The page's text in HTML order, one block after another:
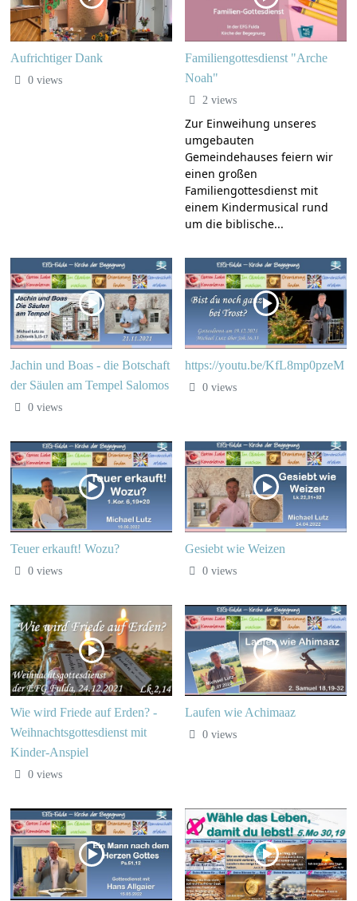
Aufrichtiger Dank
0 views
Familiengottesdienst "Arche
Noah"
2 views
Zur Einweihung unseres
umgebauten
Gemeindehauses feiern wir
einen großen
Familiengottesdienst mit
einem Kindermusical rund
um die biblische...
Jachin und Boas - die Botschaft
der Säulen am Tempel Salomos
0 views
https://youtu.be/KfL8mp0pzeM
0 views
Teuer erkauft! Wozu?
0 views
Gesiebt wie Weizen
0 views
Wie wird Friede auf Erden? -
Weihnachtsgottesdienst mit
Kinder-Anspiel
0 views
Laufen wie Achimaaz
0 views